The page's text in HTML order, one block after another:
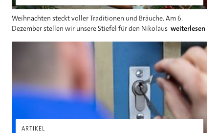
Weihnachten steckt voller Traditionen und Bräuche. Am 6.
Dezember stellen wir unsere Stiefel für den Nikolaus weiterlesen
ARTIKEL
Ausgesperrt: Diese Möglichkeiten bieten sich jetzt